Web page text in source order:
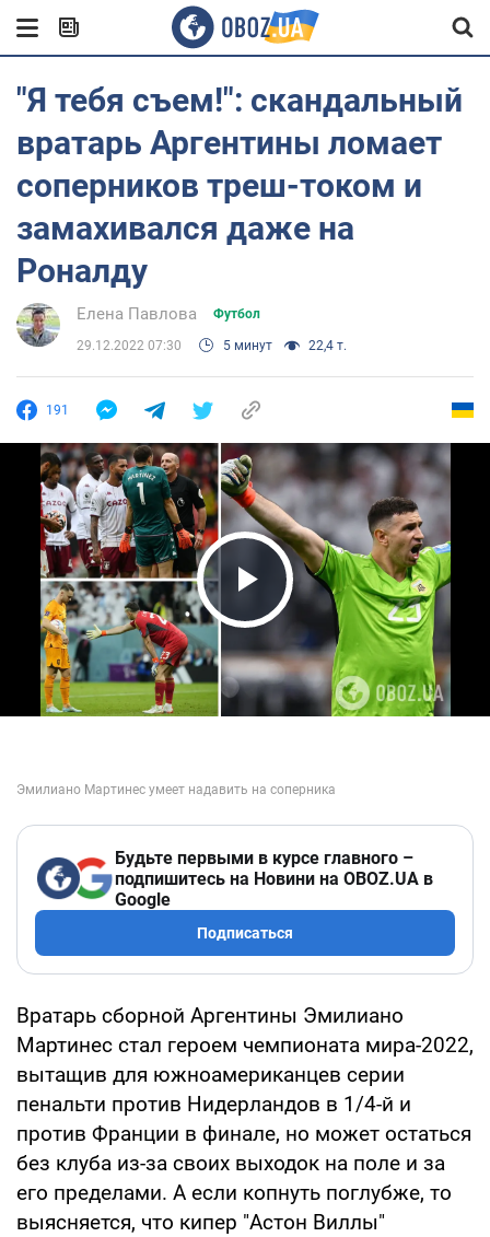
"Я тебя съем!": скандальный
вратарь Аргентины ломает
соперников треш-током и
замахивался даже на
Роналду
Елена Павлова Футбол
29.12.2022 07:30 5 минут 22,4 т.
191
Play Video
Будьте первыми в курсе главного –
подпишитесь на Новини на OBOZ.UA в
Google
Подписаться
Вратарь сборной Аргентины Эмилиано
Мартинес стал героем чемпионата мира-2022,
вытащив для южноамериканцев серии
пенальти против Нидерландов в 1/4-й и
против Франции в финале, но может остаться
без клуба из-за своих выходок на поле и за
его пределами. А если копнуть поглубже, то
выясняется, что кипер "Астон Виллы"